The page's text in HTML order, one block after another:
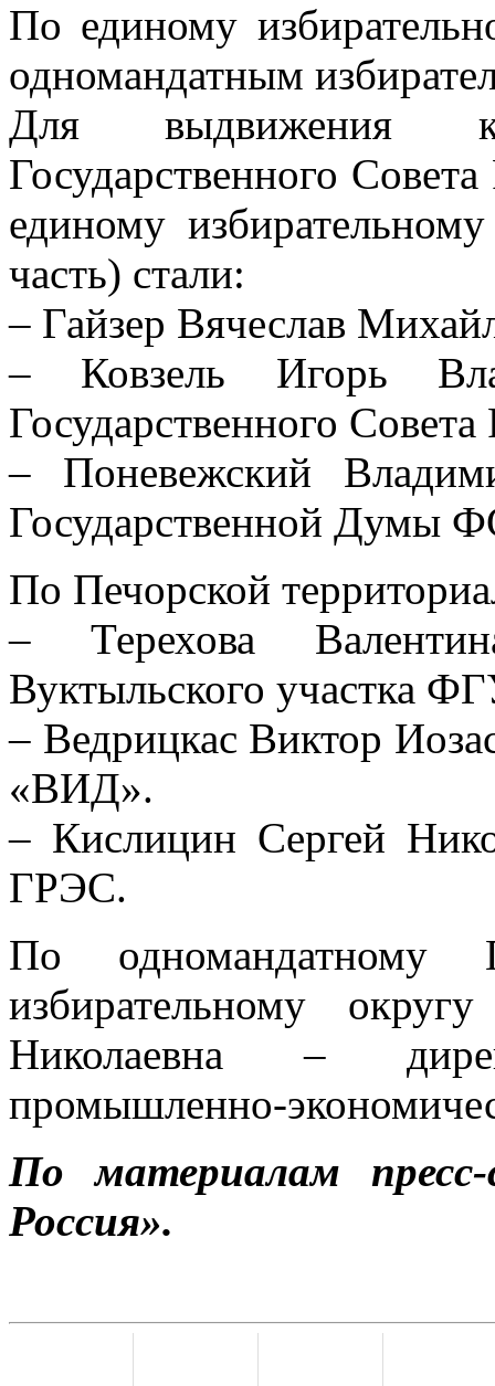
По единому
одномандатным
Для выдвижения
Государственного
единому
часть) стали:
– Гайзер Вячеслав
– Ковзель Игорь
Государственного
– Поневежский
Государственной Думы
По Печорской
– Терехова
Вуктыльского участка
– Ведрицкас Виктор
«ВИД».
– Кислицин Сергей
ГРЭС.
По одномандатному
избирательному
Николаевна –
промышленно-
По материалам
Россия».